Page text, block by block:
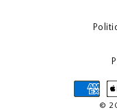
©